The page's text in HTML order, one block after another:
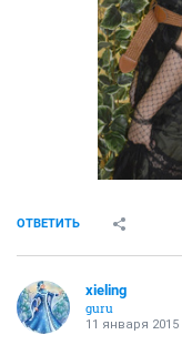
ОТВЕТИТЬ
xieling
guru
11 января 2015